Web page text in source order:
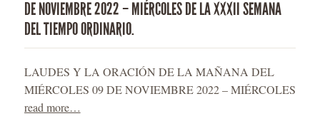
DE NOVIEMBRE 2022 – MIÉRCOLES DE LA XXXII SEMANA
DEL TIEMPO ORDINARIO.
LAUDES Y LA ORACIÓN DE LA MAÑANA DEL
MIÉRCOLES 09 DE NOVIEMBRE 2022 – MIÉRCOLES
read more…